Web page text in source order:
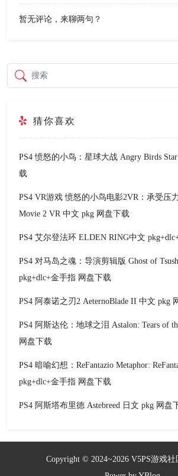
暂无评论，来聊两句？
搜索
猜你喜欢
PS4 愤怒的小鸟：星球大战 Angry Birds
载
PS4 VR游戏 愤怒的小鸟电影2VR：承受压
Movie 2 VR 中文 pkg 网盘下载
PS4 艾尔登法环 ELDEN RING中文
PS4 对马岛之魂：导演剪辑版 Ghost of
pkg+dlc+金手指 网盘下载
PS4 阿泰诺之刃2 AeternoBlade II 中文 pkg
PS4 阿斯达伦：地球之泪 Astalon: Tears of
网盘下载
PS4 暗喻幻想：ReFantazio Metaphor:
pkg+dlc+金手指 网盘下载
PS4 阿斯塔布里德 Astebreed 日文 pkg 网盘
Copyright © 2024~2026 V5PS游戏社